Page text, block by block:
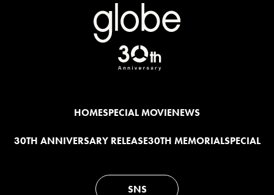
HOMESPECIAL MOVIENEWS
30TH ANNIVERSARY RELEASE30TH MEMORIALSPECIAL
SNS